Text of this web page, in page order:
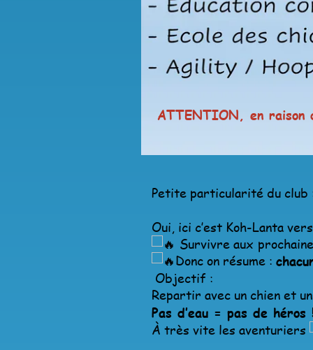
ATTENTION, en raison
Petite particularité du
Oui, ici c’est Koh-Lanta
Survivre aux
Donc on résume :
Objectif :
Repartir avec un chien et
Pas d’eau = pas de
À très vite les aventuriers